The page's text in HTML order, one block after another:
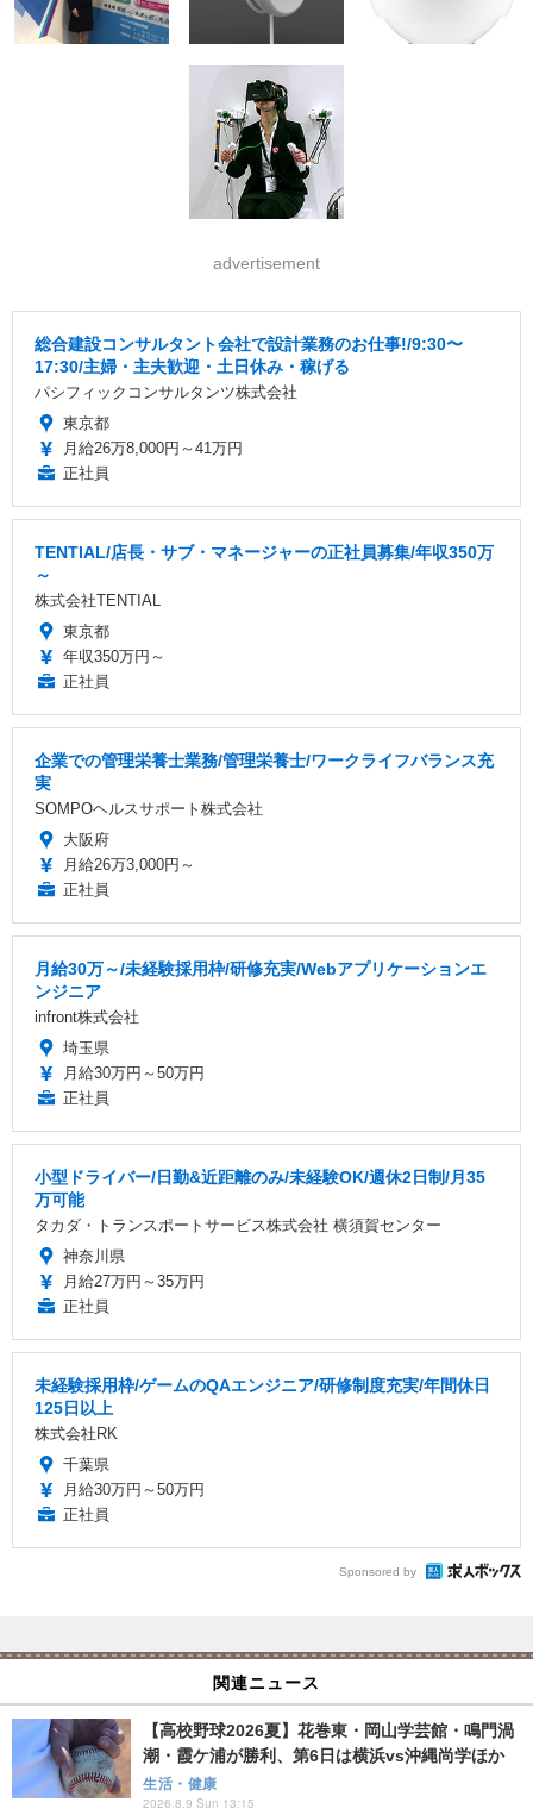
advertisement
総合建設コンサルタント会社で設計業務のお仕事!/9:30〜
17:30/主婦・主夫歓迎・土日休み・稼げる
パシフィックコンサルタンツ株式会社
東京都
月給26万8,000円～41万円
正社員
TENTIAL/店長・サブ・マネージャーの正社員募集/年収350万
～
株式会社TENTIAL
東京都
年収350万円～
正社員
企業での管理栄養士業務/管理栄養士/ワークライフバランス充
実
SOMPOヘルスサポート株式会社
大阪府
月給26万3,000円～
正社員
月給30万～/未経験採用枠/研修充実/Webアプリケーションエ
ンジニア
infront株式会社
埼玉県
月給30万円～50万円
正社員
小型ドライバー/日勤&近距離のみ/未経験OK/週休2日制/月35
万可能
タカダ・トランスポートサービス株式会社 横須賀センター
神奈川県
月給27万円～35万円
正社員
未経験採用枠/ゲームのQAエンジニア/研修制度充実/年間休日
125日以上
株式会社RK
千葉県
月給30万円～50万円
正社員
Sponsored by
関連ニュース
【高校野球2026夏】花巻東・岡山学芸館・鳴門渦
潮・霞ケ浦が勝利、第6日は横浜vs沖縄尚学ほか
生活・健康
2026.8.9 Sun 13:15